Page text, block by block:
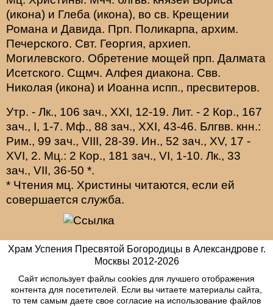
(икона) и Глеба (икона), во св. Крещении
Романа и Давида. Прп. Поликарпа, архим.
Печерского. Свт. Георгия, архиеп.
Могилевского. Обретение мощей прп. Далмата
Исетского. Сщмч. Алфея диакона. Свв.
Николая (икона) и Иоанна испп., пресвитеров.
Утр. - Лк., 106 зач., XXI, 12-19. Лит. - 2 Кор., 167
зач., I, 1-7. Мф., 88 зач., XXI, 43-46. Блгвв. кнн.:
Рим., 99 зач., VIII, 28-39. Ин., 52 зач., XV, 17 -
XVI, 2. Мц.: 2 Кор., 181 зач., VI, 1-10. Лк., 33
зач., VII, 36-50 *.
* Чтения мц. Христины читаются, если ей
совершается служба.
Храм Успения Пресвятой Богородицы в Александрове г.
Москвы 2012-2026
Сайт использует файлы cookies для лучшего отображения
контента для посетителей. Если вы читаете материалы сайта,
то тем самым даете свое согласие на использование файлов